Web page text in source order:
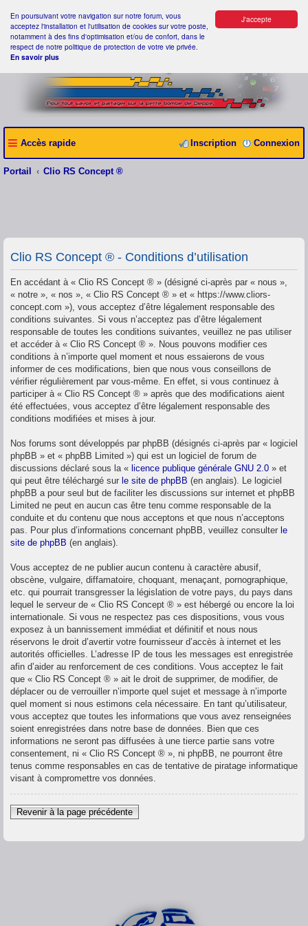
J'accepte
En poursuivant votre navigation sur notre forum, vous
acceptez l'installation et l'utilisation de cookies sur votre poste,
notamment à des fins d'optimisation et/ou de confort, dans le
respect de notre politique de protection de votre vie privée.
En savoir plus
Accès rapide Connexion
Inscription
Portail Clio RS Concept ®
Clio RS Concept ® - Conditions d’utilisation
En accédant à « Clio RS Concept ® » (désigné ci-après par « nous »,
« notre », « nos », « Clio RS Concept ® » et « https://www.cliors-
concept.com »), vous acceptez d’être légalement responsable des
conditions suivantes. Si vous n’acceptez pas d’être légalement
responsable de toutes les conditions suivantes, veuillez ne pas utiliser
et accéder à « Clio RS Concept ® ». Nous pouvons modifier ces
conditions à n’importe quel moment et nous essaierons de vous
informer de ces modifications, bien que nous vous conseillons de
vérifier régulièrement par vous-même. En effet, si vous continuez à
participer à « Clio RS Concept ® » après que des modifications aient
été effectuées, vous acceptez d’être légalement responsable des
conditions modifiées et mises à jour.
Nos forums sont développés par phpBB (désignés ci-après par « logiciel
phpBB » et « phpBB Limited ») qui est un logiciel de forum de
discussions déclaré sous la « licence publique générale GNU 2.0 » et
qui peut être téléchargé sur le site de phpBB (en anglais). Le logiciel
phpBB a pour seul but de faciliter les discussions sur internet et phpBB
Limited ne peut en aucun cas être tenu comme responsable de la
conduite et du contenu que nous acceptons et que nous n’acceptons
pas. Pour plus d’informations concernant phpBB, veuillez consulter le
site de phpBB (en anglais).
Vous acceptez de ne publier aucun contenu à caractère abusif,
obscène, vulgaire, diffamatoire, choquant, menaçant, pornographique,
etc. qui pourrait transgresser la législation de votre pays, du pays dans
lequel le serveur de « Clio RS Concept ® » est hébergé ou encore la loi
internationale. Si vous ne respectez pas ces dispositions, vous vous
exposez à un bannissement immédiat et définitif et nous nous
réservons le droit d’avertir votre fournisseur d’accès à internet et les
autorités officielles. L’adresse IP de tous les messages est enregistrée
afin d’aider au renforcement de ces conditions. Vous acceptez le fait
que « Clio RS Concept ® » ait le droit de supprimer, de modifier, de
déplacer ou de verrouiller n’importe quel sujet et message à n’importe
quel moment si nous estimons cela nécessaire. En tant qu’utilisateur,
vous acceptez que toutes les informations que vous avez renseignées
soient enregistrées dans notre base de données. Bien que ces
informations ne seront pas diffusées à une tierce partie sans votre
consentement, ni « Clio RS Concept ® », ni phpBB, ne pourront être
tenus comme responsables en cas de tentative de piratage informatique
visant à compromettre vos données.
Revenir à la page précédente